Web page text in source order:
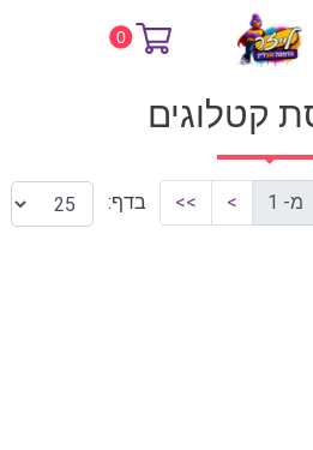
0 קטלוגים
קטלוגים
מ- 1 >
>> בדף: